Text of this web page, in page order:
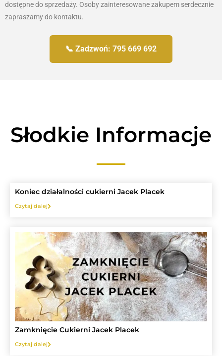
dostępne do sprzedaży. Osoby zainteresowane zakupem serdecznie
zapraszamy do kontaktu.
📞 Zadzwoń: 795 669 692
Słodkie Informacje
Koniec działalności cukierni Jacek Placek
Czytaj dalej
Zamknięcie Cukierni Jacek Placek
Czytaj dalej